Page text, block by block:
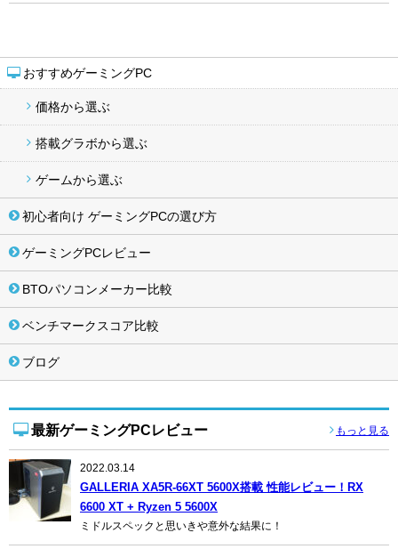
おすすめゲーミングPC
価格から選ぶ
搭載グラボから選ぶ
ゲームから選ぶ
初心者向け ゲーミングPCの選び方
ゲーミングPCレビュー
BTOパソコンメーカー比較
ベンチマークスコア比較
ブログ
最新ゲーミングPCレビュー もっと見る
2022.03.14
GALLERIA XA5R-66XT 5600X搭載 性能レビュー！RX
6600 XT + Ryzen 5 5600X
ミドルスペックと思いきや意外な結果に！